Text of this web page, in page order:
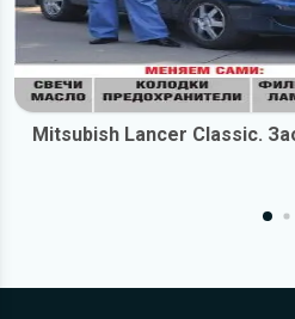
Mitsubish Lancer Classic.